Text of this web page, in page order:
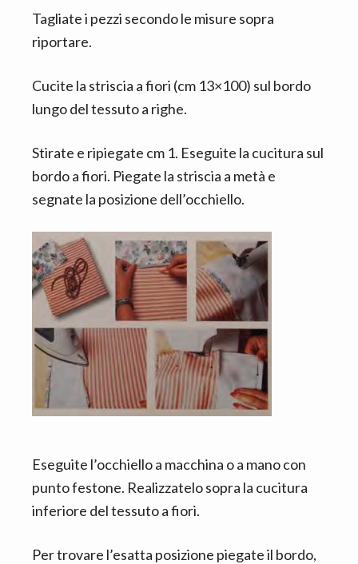
Tagliate i pezzi secondo le misure sopra
riportare.
Cucite la striscia a fiori (cm 13×100) sul bordo
lungo del tessuto a righe.
Stirate e ripiegate cm 1. Eseguite la cucitura sul
bordo a fiori. Piegate la striscia a metà e
segnate la posizione dell’occhiello.
Eseguite l’occhiello a macchina o a mano con
punto festone. Realizzatelo sopra la cucitura
inferiore del tessuto a fiori.
Per trovare l’esatta posizione piegate il bordo,